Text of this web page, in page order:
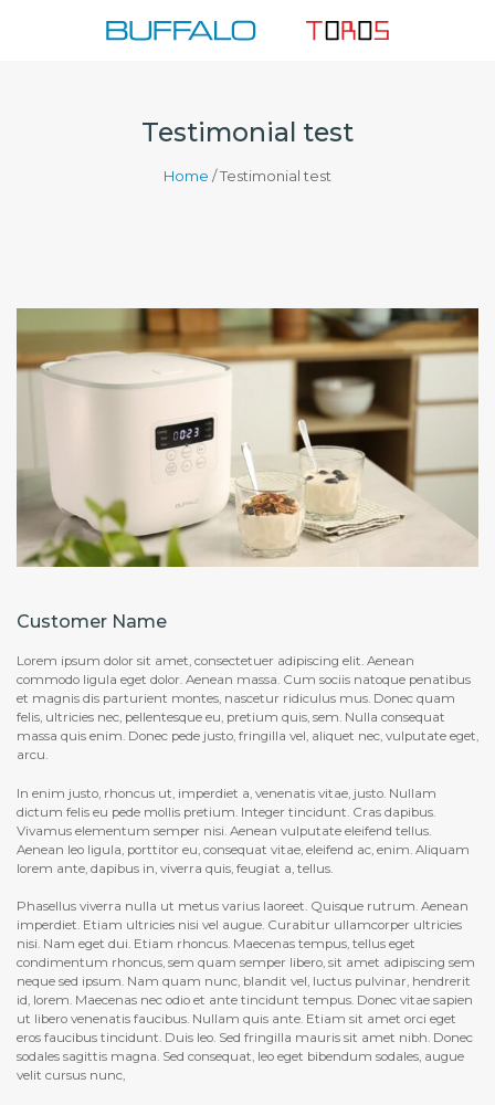
Testimonial test
Home /Testimonial test
Customer Name
Lorem ipsum dolor sit amet, consectetuer adipiscing elit. Aenean
commodo ligula eget dolor. Aenean massa. Cum sociis natoque penatibus
et magnis dis parturient montes, nascetur ridiculus mus. Donec quam
felis, ultricies nec, pellentesque eu, pretium quis, sem. Nulla consequat
massa quis enim. Donec pede justo, fringilla vel, aliquet nec, vulputate eget,
arcu.
In enim justo, rhoncus ut, imperdiet a, venenatis vitae, justo. Nullam
dictum felis eu pede mollis pretium. Integer tincidunt. Cras dapibus.
Vivamus elementum semper nisi. Aenean vulputate eleifend tellus.
Aenean leo ligula, porttitor eu, consequat vitae, eleifend ac, enim. Aliquam
lorem ante, dapibus in, viverra quis, feugiat a, tellus.
Phasellus viverra nulla ut metus varius laoreet. Quisque rutrum. Aenean
imperdiet. Etiam ultricies nisi vel augue. Curabitur ullamcorper ultricies
nisi. Nam eget dui. Etiam rhoncus. Maecenas tempus, tellus eget
condimentum rhoncus, sem quam semper libero, sit amet adipiscing sem
neque sed ipsum. Nam quam nunc, blandit vel, luctus pulvinar, hendrerit
id, lorem. Maecenas nec odio et ante tincidunt tempus. Donec vitae sapien
ut libero venenatis faucibus. Nullam quis ante. Etiam sit amet orci eget
eros faucibus tincidunt. Duis leo. Sed fringilla mauris sit amet nibh. Donec
sodales sagittis magna. Sed consequat, leo eget bibendum sodales, augue
velit cursus nunc,